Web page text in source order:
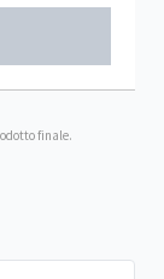
finale.